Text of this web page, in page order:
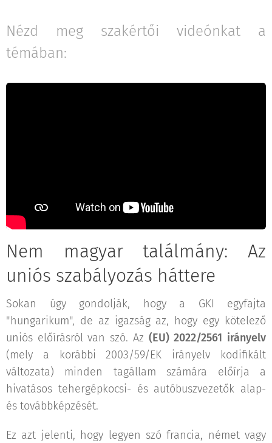
Nézd meg szakértői videónkat a
témában:
Nem magyar találmány: Az
uniós szabályozás háttere
Sokan úgy gondolják, hogy a GKI egyfajta
"hungarikum", de az igazság az, hogy egy kötelező
uniós előírásról van szó. Az (EU) 2022/2561 irányelv
(mely a korábbi 2003/59/EK irányelv kodifikált
változata) minden tagállam számára előírja a
hivatásos tehergépkocsi- és autóbuszvezetők alap-
és továbbképzését.
Ez azt jelenti, hogy legyen szó francia, német vagy